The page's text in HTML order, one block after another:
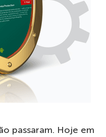
passaram. Hoje em